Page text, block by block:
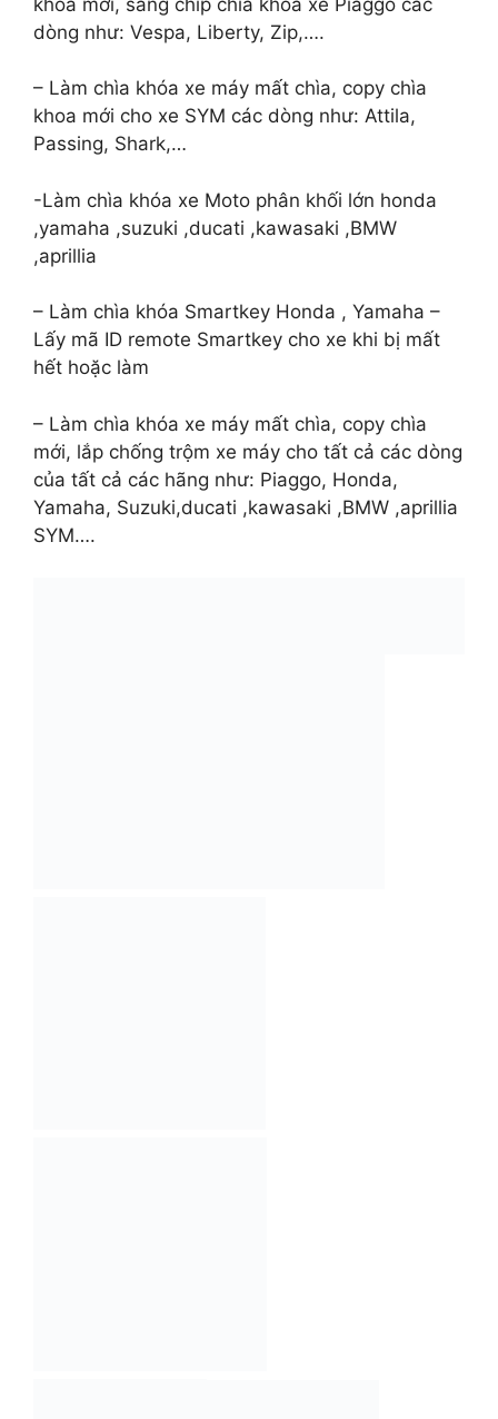
dòng như: Vespa, Liberty, Zip,….
– Làm chìa khóa xe máy mất chìa, copy chìa
khoa mới cho xe SYM các dòng như: Attila,
Passing, Shark,…
-Làm chìa khóa xe Moto phân khối lớn honda
,yamaha ,suzuki ,ducati ,kawasaki ,BMW
,aprillia
– Làm chìa khóa Smartkey Honda , Yamaha –
Lấy mã ID remote Smartkey cho xe khi bị mất
hết hoặc làm
– Làm chìa khóa xe máy mất chìa, copy chìa
mới, lắp chống trộm xe máy cho tất cả các dòng
của tất cả các hãng như: Piaggo, Honda,
Yamaha, Suzuki,ducati ,kawasaki ,BMW ,aprillia
SYM….